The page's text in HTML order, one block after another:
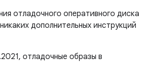
отладочного оперативного диска
дополнительных инструкций
отладочные образы в